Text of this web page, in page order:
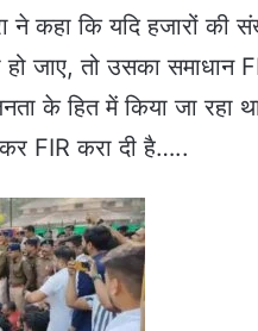
ने कहा कि यदि हजारों
हो जाए, तो उसका
के हित में किया जा
FIR करा दी है…..